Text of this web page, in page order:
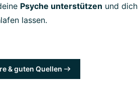
Psyche unterstützen und
lassen.
& guten Quellen